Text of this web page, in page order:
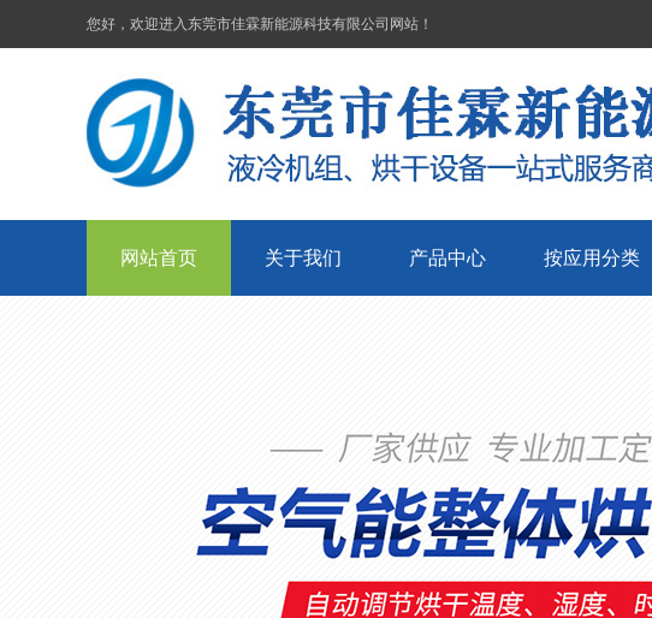
您好，欢迎进入东莞市佳霖新能源科技有限公司网站！
网站首页 关于我们 产品中心 按应用分类